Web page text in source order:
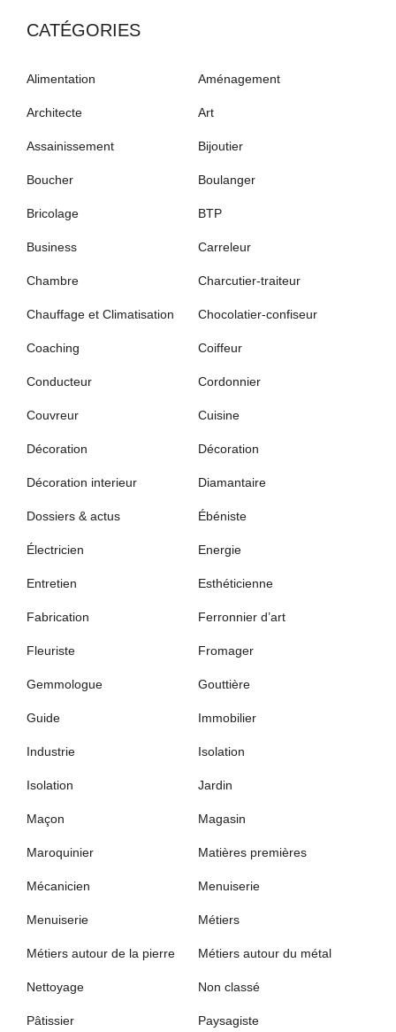
CATÉGORIES
Alimentation Aménagement
Architecte Art
Assainissement Bijoutier
Boucher Boulanger
Bricolage BTP
Business Carreleur
Chambre Charcutier-traiteur
Chauffage et Climatisation Chocolatier-confiseur
Coaching Coiffeur
Conducteur Cordonnier
Couvreur Cuisine
Décoration Décoration
Décoration interieur Diamantaire
Dossiers & actus Ébéniste
Électricien Energie
Entretien Esthéticienne
Fabrication Ferronnier d’art
Fleuriste Fromager
Gemmologue Gouttière
Guide Immobilier
Industrie Isolation
Isolation Jardin
Maçon Magasin
Maroquinier Matières premières
Mécanicien Menuiserie
Menuiserie Métiers
Métiers autour de la pierre Métiers autour du métal
Nettoyage Non classé
Pâtissier Paysagiste